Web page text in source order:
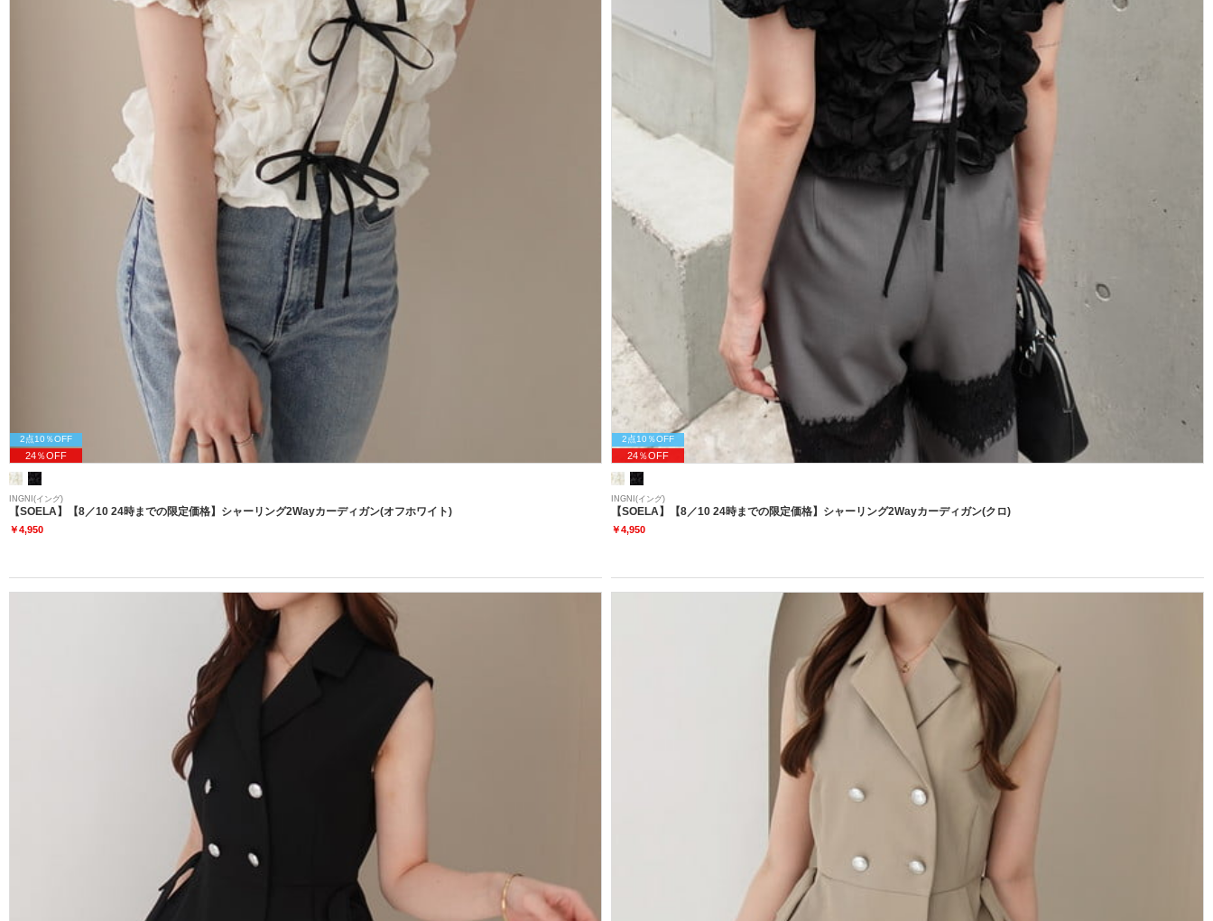
2点10％OFF
24％OFF
INGNI(イング)
【SOELA】【8／10 24時までの限定価格】シャーリング2Wayカーディガン(オフホワイト)
￥4,950
2点10％OFF
24％OFF
INGNI(イング)
【SOELA】【8／10 24時までの限定価格】シャーリング2Wayカーディガン(クロ)
￥4,950